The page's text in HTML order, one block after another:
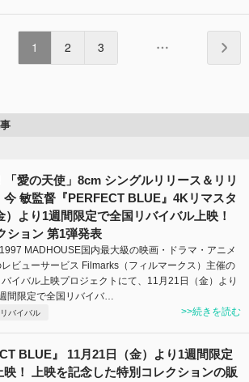
1 2 3
「愛の天使」8cm シングルリリース＆リリ
敏監督『PERFECT BLUE』4Kリマスタ
より1週間限定で全国リバイバル上映！
ション 第1弾発表
MADHOUSE国内最大級の映画・ドラマ・アニメ
ビューサービス Filmarks（フィルマークス）主催の
バイバル上映プロジェクトにて、11月21日（金）より
間限定で全国リバイバ…
リバイバル >>続きを読む
BLUE』 11月21日（金）より1週間限定
！ 上映を記念した特別コレクションの販